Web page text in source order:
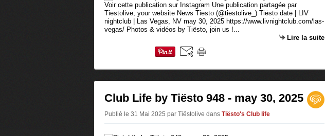
Voir cette publication sur Instagram Une publication partagée par
Tiestolive, your website News Tiesto (@tiestolive_) Tiësto date | LIV
nightclub | Las Vegas, NV may 30, 2025 https://www.livnightclub.com/las-
vegas/ Photos & vidéos by Tiësto, join us !...
Lire la suite
Club Life by Tiësto 948 - may 30, 2025
Publié le 31 Mai 2025 par Tiëstolive dans Tiësto's Club life